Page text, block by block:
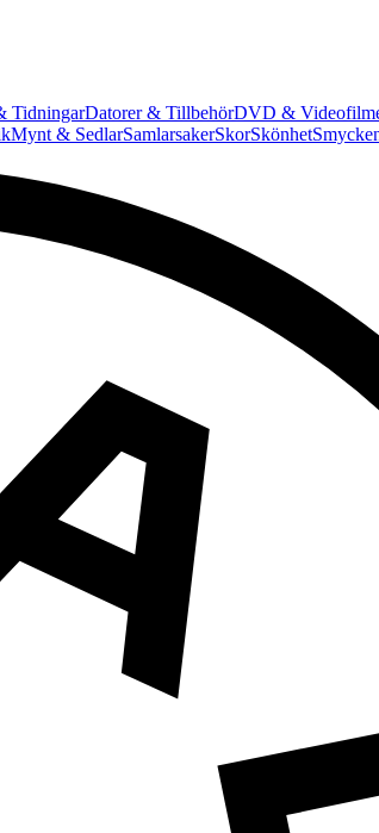
TidningarDatorer & TillbehörDVD &
Mynt & SedlarSamlarsakerSkorSkönhet